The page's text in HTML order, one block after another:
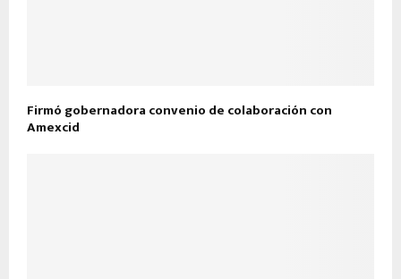
Firmó gobernadora convenio de colaboración con
Amexcid